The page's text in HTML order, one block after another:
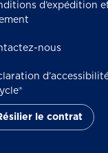
d’expédition
nous
le contrat